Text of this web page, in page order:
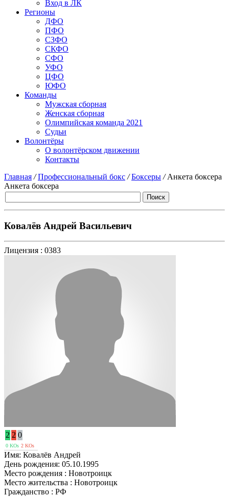
Вход в ЛК
Регионы
ДФО
ПФО
СЗФО
СКФО
СФО
УФО
ЦФО
ЮФО
Команды
Мужская сборная
Женская сборная
Олимпийская команда 2021
Судьи
Волонтёры
О волонтёрском движении
Контакты
Главная / Профессиональный бокс / Боксеры /Анкета боксера
Анкета боксера
Ковалёв Андрей Васильевич
Лицензия : 0383
2 2 0
0 KOs 2 KOs
Имя: Ковалёв Андрей
День рождения: 05.10.1995
Место рождения : Новотроицк
Место жительства : Новотроицк
Гражданство : РФ